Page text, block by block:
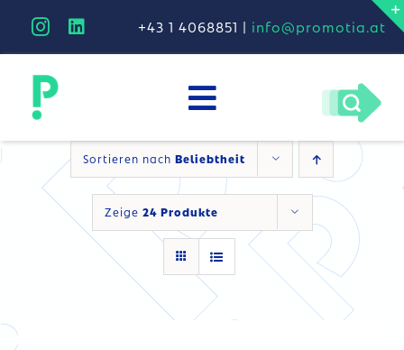
content
+43 1 4068851 | info@promotia.at
Toggle
Navigation
unternehmen
arbeiten
kreativitätstheorie
progreen
Sortieren nach Beliebtheit
Zeige 24 Produkte